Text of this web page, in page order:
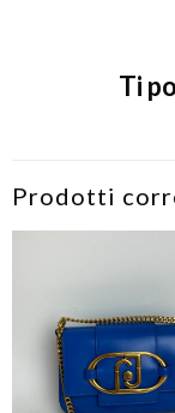
Ti
Prodotti